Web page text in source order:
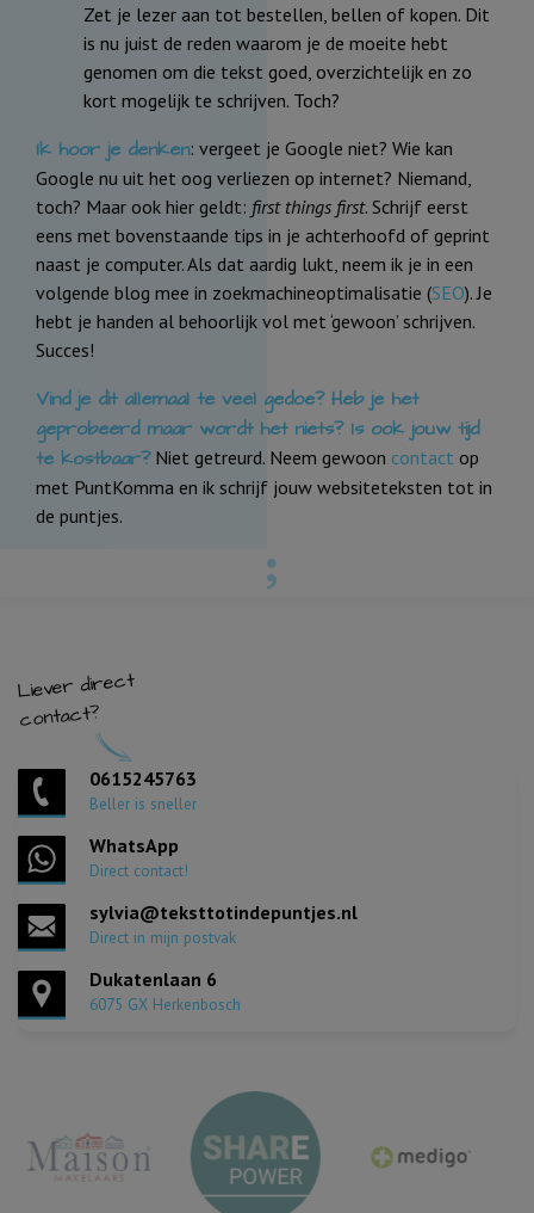
Zet je lezer aan tot bestellen, bellen of kopen. Dit
is nu juist de reden waarom je de moeite hebt
genomen om die tekst goed, overzichtelijk en zo
kort mogelijk te schrijven. Toch?
Ik hoor je denken: vergeet je Google niet? Wie kan
Google nu uit het oog verliezen op internet? Niemand,
toch? Maar ook hier geldt: first things first. Schrijf eerst
eens met bovenstaande tips in je achterhoofd of geprint
naast je computer. Als dat aardig lukt, neem ik je in een
volgende blog mee in zoekmachineoptimalisatie (SEO). Je
hebt je handen al behoorlijk vol met ‘gewoon’ schrijven.
Succes!
Vind je dit allemaal te veel gedoe? Heb je het
geprobeerd maar wordt het niets? Is ook jouw tijd
te kostbaar?Niet getreurd. Neem gewoon contact op
met PuntKomma en ik schrijf jouw websiteteksten tot in
de puntjes.
0615245763
Beller is sneller
WhatsApp
Direct contact!
sylvia@teksttotindepuntjes.nl
Direct in mijn postvak
Dukatenlaan 6
6075 GX Herkenbosch
Liever direct
contact?